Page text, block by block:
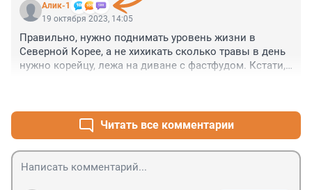
Алик-1
19 октября 2023, 14:05
Правильно, нужно поднимать уровень жизни в
Северной Корее, а не хихикать сколько травы в день
нужно корейцу, лежа на диване с фастфудом. Кстати,
Читать все комментарии